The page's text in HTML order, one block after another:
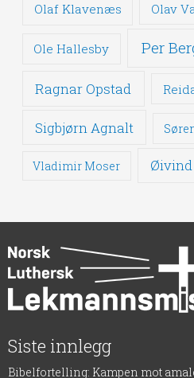
Olaf Klavenæs Olav
Ole Hallesby Per
Ragnar Opstad
Sigbjørn Agnalt
Vladimir Moser Øivind
Siste innlegg
Bibelfortelling: Kampen mot